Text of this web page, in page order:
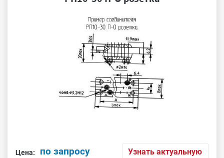
Цена: по запросу
Узнать актуальную